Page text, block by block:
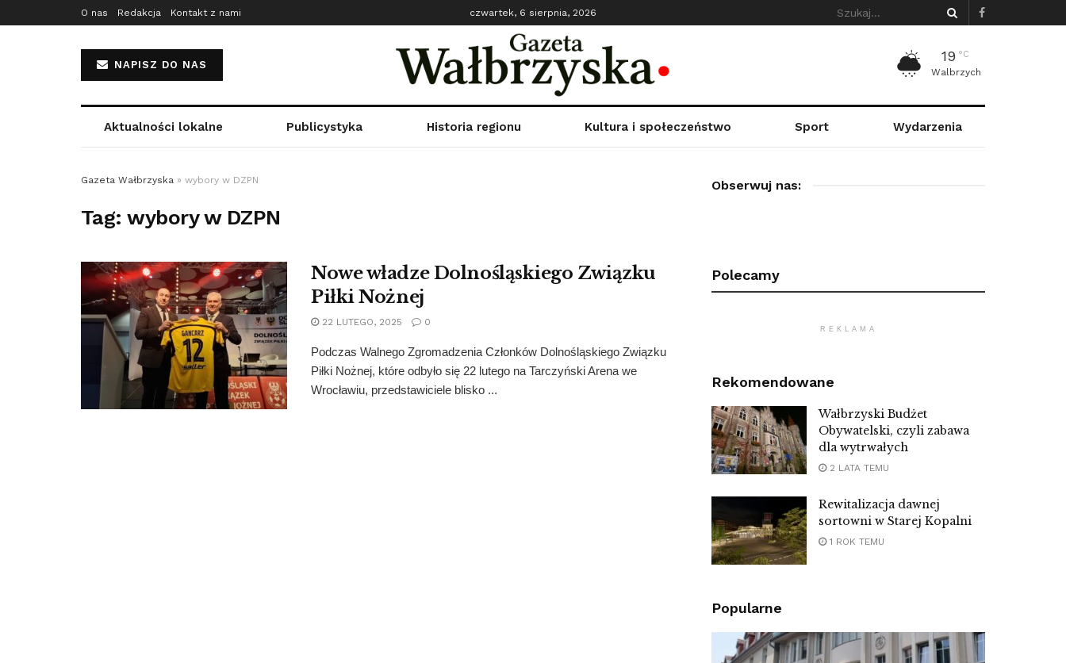
O nas Redakcja Kontakt z nami czwartek, 6 sierpnia, 2026
NAPISZ DO NAS
19 °C
Walbrzych
Aktualności lokalne Publicystyka Historia regionu Kultura i społeczeństwo Sport Wydarzenia
Gazeta Wałbrzyska » wybory w DZPN
Tag:wybory w DZPN
Nowe władze Dolnośląskiego Związku
Piłki Nożnej
22 LUTEGO, 2025 0
Podczas Walnego Zgromadzenia Członków Dolnośląskiego Związku
Piłki Nożnej, które odbyło się 22 lutego na Tarczyński Arena we
Wrocławiu, przedstawiciele blisko ...
Obserwuj nas:
Polecamy
REKLAMA
Rekomendowane
Wałbrzyski Budżet
Obywatelski, czyli zabawa
dla wytrwałych
2 LATA TEMU
Rewitalizacja dawnej
sortowni w Starej Kopalni
1 ROK TEMU
Popularne